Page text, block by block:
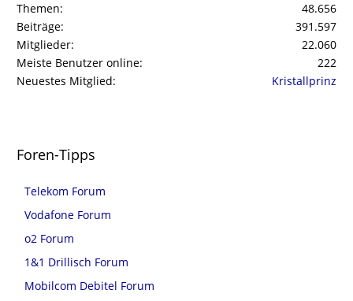
Themen
48.656
Beiträge
391.597
Mitglieder
22.060
Meiste Benutzer online
222
Neuestes Mitglied
Kristallprinz
Foren-Tipps
Telekom Forum
Vodafone Forum
o2 Forum
1&1 Drillisch Forum
Mobilcom Debitel Forum